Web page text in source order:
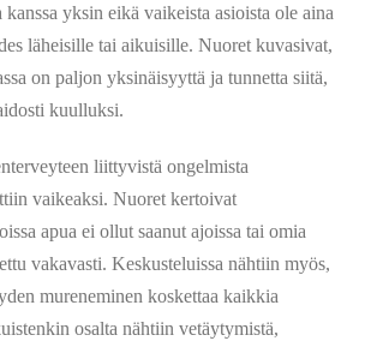
kanssa yksin eikä vaikeista asioista ole aina
läheisille tai aikuisille. Nuoret kuvasivat,
on paljon yksinäisyyttä ja tunnetta siitä,
kuulluksi.
liittyvistä ongelmista
vaikeaksi. Nuoret kertoivat
apua ei ollut saanut ajoissa tai omia
vakavasti. Keskusteluissa nähtiin myös,
mureneminen koskettaa kaikkia
osalta nähtiin vetäytymistä,